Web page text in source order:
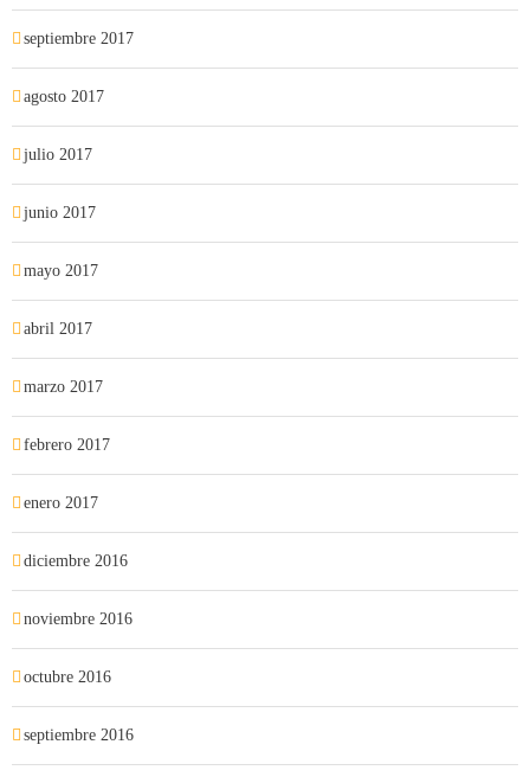
septiembre 2017
agosto 2017
julio 2017
junio 2017
mayo 2017
abril 2017
marzo 2017
febrero 2017
enero 2017
diciembre 2016
noviembre 2016
octubre 2016
septiembre 2016